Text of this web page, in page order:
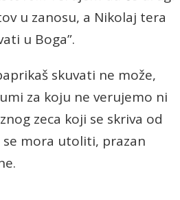
u zanosu, a Nikolaj tera
u Boga”.
skuvati ne može,
za koju ne verujemo ni
zeca koji se skriva od
se mora utoliti, prazan